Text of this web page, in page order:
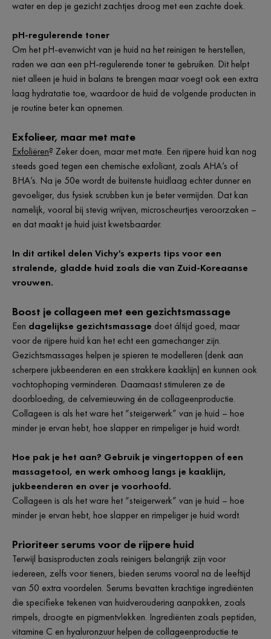
water en dep je gezicht zachtjes droog met een zachte doek.
pH-regulerende toner
Om het pH-evenwicht van je huid na het reinigen te herstellen,
raden we aan een pH-regulerende toner te gebruiken. Dit helpt
niet alleen je huid in balans te brengen maar voegt ook een extra
laag hydratatie toe, waardoor de huid de volgende producten in
je routine beter kan opnemen.
Exfolieer, maar met mate
Exfoliëren? Zeker doen, maar met mate. Een rijpere huid kan nog
steeds goed tegen een chemische exfoliant, zoals AHA’s of
BHA’s. Na je 50e wordt de buitenste huidlaag echter dunner en
gevoeliger, dus fysiek scrubben kun je beter vermijden. Dat kan
namelijk, vooral bij stevig wrijven, microscheurtjes veroorzaken –
en dat maakt je huid juist kwetsbaarder.
In dit artikel delen Vichy's experts tips voor een
stralende, gladde huid zoals die van Zuid-Koreaanse
vrouwen.
Boost je collageen met een gezichtsmassage
Een dagelijkse gezichtsmassage doet áltijd goed, maar
voor de rijpere huid kan het echt een gamechanger zijn.
Gezichtsmassages helpen je spieren te modelleren (denk aan
scherpere jukbeenderen en een strakkere kaaklijn) en kunnen ook
vochtophoping verminderen. Daarnaast stimuleren ze de
doorbloeding, de celvernieuwing én de collageenproductie.
Collageen is als het ware het “steigerwerk” van je huid – hoe
minder je ervan hebt, hoe slapper en rimpeliger je huid wordt.
Hoe pak je het aan? Gebruik je vingertoppen of een
massagetool, en werk omhoog langs je kaaklijn,
jukbeenderen en over je voorhoofd.
Collageen is als het ware het “steigerwerk” van je huid – hoe
minder je ervan hebt, hoe slapper en rimpeliger je huid wordt.
Prioriteer serums voor de rijpere huid
Terwijl basisproducten zoals reinigers belangrijk zijn voor
iedereen, zelfs voor tieners, bieden serums vooral na de leeftijd
van 50 extra voordelen. Serums bevatten krachtige ingrediënten
die specifieke tekenen van huidveroudering aanpakken, zoals
rimpels, droogte en pigmentvlekken. Ingrediënten zoals peptiden,
vitamine C en hyaluronzuur helpen de collageenproductie te